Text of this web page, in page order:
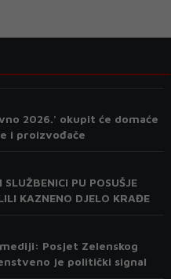
2026.' okupit će domaće
i proizvođače
SLUŽBENICI PU POSUŠJE
KAZNENO DJELO KRAĐE
Posjet Zelenskog
je politički signal